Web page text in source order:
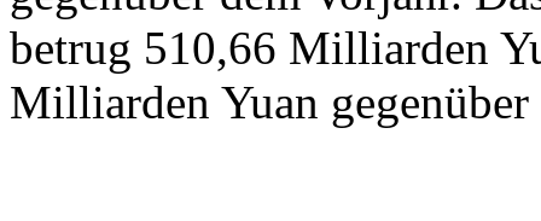
betrug 510,66 Milliarden
Milliarden Yuan